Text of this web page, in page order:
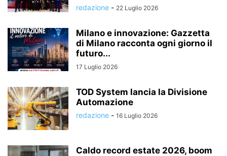
redazione - 22 Luglio 2026
Milano e innovazione: Gazzetta
di Milano racconta ogni giorno il
futuro...
17 Luglio 2026
TOD System lancia la Divisione
Automazione
redazione - 16 Luglio 2026
Caldo record estate 2026, boom